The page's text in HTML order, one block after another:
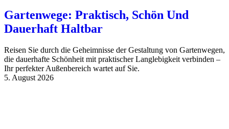
Gartenwege: Praktisch, Schön Und
Dauerhaft Haltbar
Reisen Sie durch die Geheimnisse der Gestaltung von Gartenwegen,
die dauerhafte Schönheit mit praktischer Langlebigkeit verbinden –
Ihr perfekter Außenbereich wartet auf Sie.
5. August 2026